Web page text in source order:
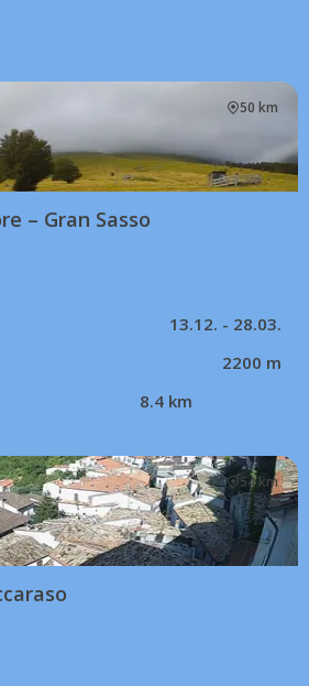
50 km
– Gran Sasso
13.12. - 28.03.
2200 m
8.4 km
54 km